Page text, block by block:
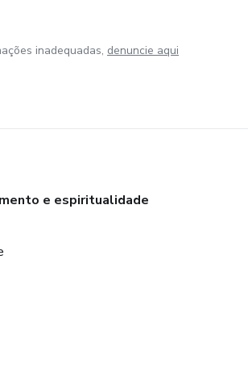
inadequadas, denuncie aqui
e espiritualidade